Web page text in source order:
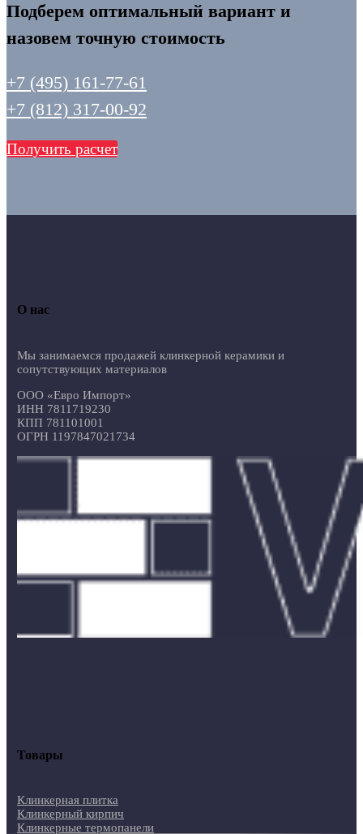
Подберем оптимальный вариант и
назовем точную стоимость
+7 (495) 161-77-61
+7 (812) 317-00-92
Получить расчет
О нас
Мы занимаемся продажей клинкерной керамики и
сопутствующих материалов
ООО «Евро Импорт»
ИНН 7811719230
КПП 781101001
ОГРН 1197847021734
Товары
Клинкерная плитка
Клинкерный кирпич
Клинкерные термопанели